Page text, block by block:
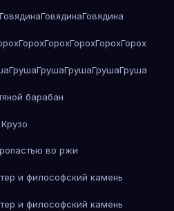
ГовядинаГовядинаГовядина
ГорохГорохГорохГорохГорох
ГрушаГрушаГрушаГрушаГруша
барабан
во ржи
и философский камень
и философский камень